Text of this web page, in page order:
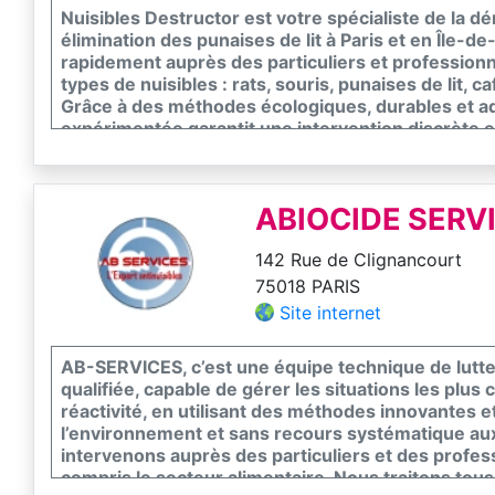
Nuisibles Destructor est votre spécialiste de la
élimination des punaises de lit à Paris et en Île-
rapidement auprès des particuliers et
types de nuisibles : rats, souris, punaises de lit,
Grâce à des méthodes écologiques, durables et
expérimentée garantit une intervention discrète
ABIOCIDE
142 Rue de Clignancourt
75018 PARIS
Site internet
AB-SERVICES, c’est une équipe technique de
qualifiée, capable de gérer les situations les plus
réactivité, en utilisant des méthodes innovantes
l’environnement et sans recours systématique
intervenons auprès des particuliers et des
compris le secteur alimentaire. Nous traitons